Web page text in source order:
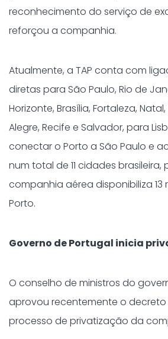
reconhecimento do serviço de
reforçou a companhia.
Atualmente, a TAP conta com
diretas para São Paulo, Rio de
Horizonte, Brasília, Fortaleza,
Alegre, Recife e Salvador, para
conectar o Porto a São Paulo e
num total de 11 cidades
companhia aérea disponibiliza 13
Porto.
Governo de Portugal inicia
O conselho de ministros do
aprovou recentemente o
processo de privatização da